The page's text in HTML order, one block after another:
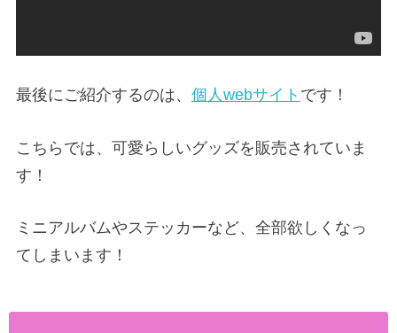
最後にご紹介するのは、 個人webサイト です！
こちらでは、可愛らしいグッズを販売されていま
す！
ミニアルバムやステッカーなど、全部欲しくなっ
てしまいます！